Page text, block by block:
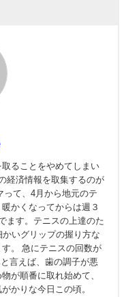
ることをやめてしまい
経済情報を取集するのが
って、4月から地元のテ
かくなってからは週３
ます。テニスの上達のた
いグリップの握り方な
。 急にテニスの回数が
言えば、歯の調子が悪
が順番に取れ始めて、
かりな今日この頃。